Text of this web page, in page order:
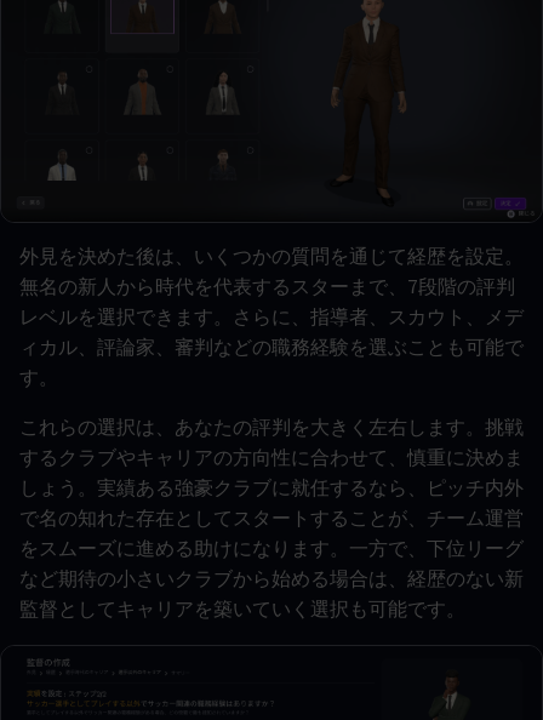
外見を決めた後は、いくつかの質問を通じて経歴を設定。
無名の新人から時代を代表するスターまで、7段階の評判
レベルを選択できます。さらに、指導者、スカウト、メデ
ィカル、評論家、審判などの職務経験を選ぶことも可能で
す。
これらの選択は、あなたの評判を大きく左右します。挑戦
するクラブやキャリアの方向性に合わせて、慎重に決めま
しょう。実績ある強豪クラブに就任するなら、ピッチ内外
で名の知れた存在としてスタートすることが、チーム運営
をスムーズに進める助けになります。一方で、下位リーグ
など期待の小さいクラブから始める場合は、経歴のない新
監督としてキャリアを築いていく選択も可能です。